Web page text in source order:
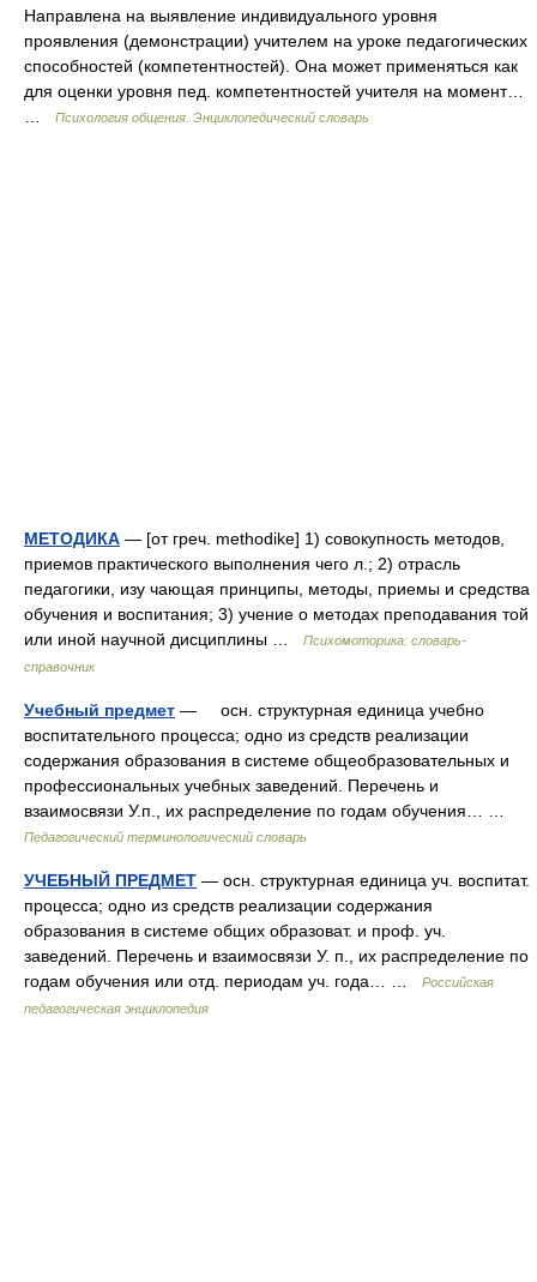
Направлена на выявление индивидуального уровня
проявления (демонстрации) учителем на уроке педагогических
способностей (компетентностей). Она может применяться как
для оценки уровня пед. компетентностей учителя на момент…
Психология общения. Энциклопедический словарь
МЕТОДИКА — [от греч. methodike] 1) совокупность методов,
приемов практического выполнения чего л.; 2) отрасль
педагогики, изу чающая принципы, методы, приемы и средства
обучения и воспитания; 3) учение о методах преподавания той
или иной научной дисциплины …
Психомоторика: cловарь-
справочник
Учебный предмет — осн. структурная единица учебно
воспитательного процесса; одно из средств реализации
содержания образования в системе общеобразовательных и
профессиональных учебных заведений. Перечень и
взаимосвязи У.п., их распределение по годам обучения… …
Педагогический терминологический словарь
УЧЕБНЫЙ ПРЕДМЕТ — осн. структурная единица уч. воспитат.
процесса; одно из средств реализации содержания
образования в системе общих образоват. и проф. уч.
заведений. Перечень и взаимосвязи У. п., их распределение по
годам обучения или отд. периодам уч. года… …
Российская
педагогическая энциклопедия